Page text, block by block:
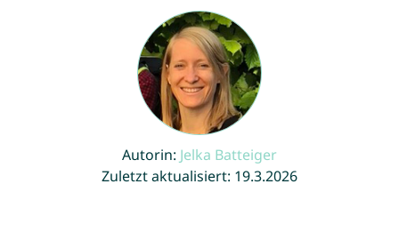
Autorin: Jelka Batteiger
Zuletzt aktualisiert: 19.3.2026